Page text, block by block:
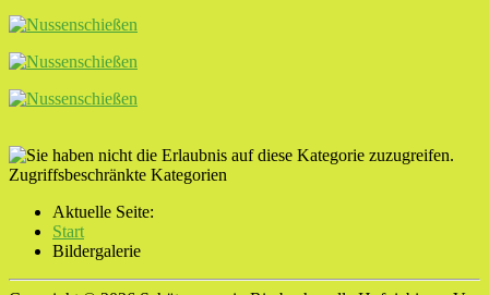
Zugriffsbeschränkte Kategorien
Aktuelle Seite:
Start
Bildergalerie